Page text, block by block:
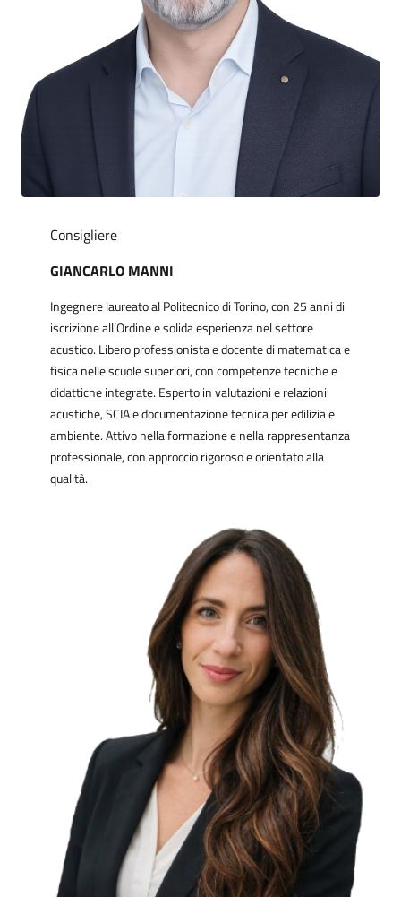
Consigliere
GIANCARLO MANNI
Ingegnere laureato al Politecnico di Torino, con 25 anni di
iscrizione all’Ordine e solida esperienza nel settore
acustico. Libero professionista e docente di matematica e
fisica nelle scuole superiori, con competenze tecniche e
didattiche integrate. Esperto in valutazioni e relazioni
acustiche, SCIA e documentazione tecnica per edilizia e
ambiente. Attivo nella formazione e nella rappresentanza
professionale, con approccio rigoroso e orientato alla
qualità.